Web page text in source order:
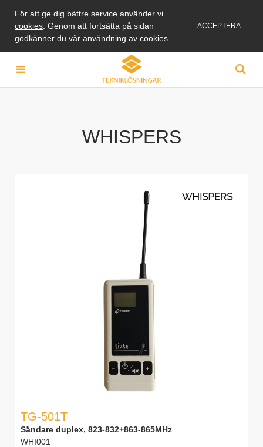
För att ge dig bättre service använder vi
cookies . Genom att fortsätta på sidan
godkänner du vår användning av cookies.
ACCEPTERA
WHISPERS
TG-501T
Sändare duplex, 823-832+863-865MHz
WHI001